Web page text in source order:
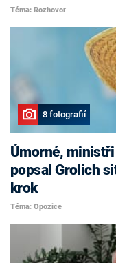
Téma: Rozhovor
8 fotografií
Úmorné,
popsal Grolich
krok
Téma: Opozice